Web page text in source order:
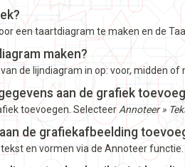
een taartdiagram te maken en de
maken?
de lijndiagram in op: voor, midden of
aan de grafiek
toevoegen. Selecteer Annoteer »
de grafiekafbeelding
en vormen via de Annoteer functie.